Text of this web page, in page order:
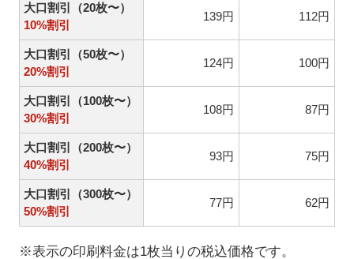
大口割引（20枚〜）
10%割引
139円 112円
大口割引（50枚〜）
20%割引
124円 100円
大口割引（100枚〜）
30%割引
108円 87円
大口割引（200枚〜）
40%割引
93円 75円
大口割引（300枚〜）
50%割引
77円 62円
※表示の印刷料金は1枚当りの税込価格です。